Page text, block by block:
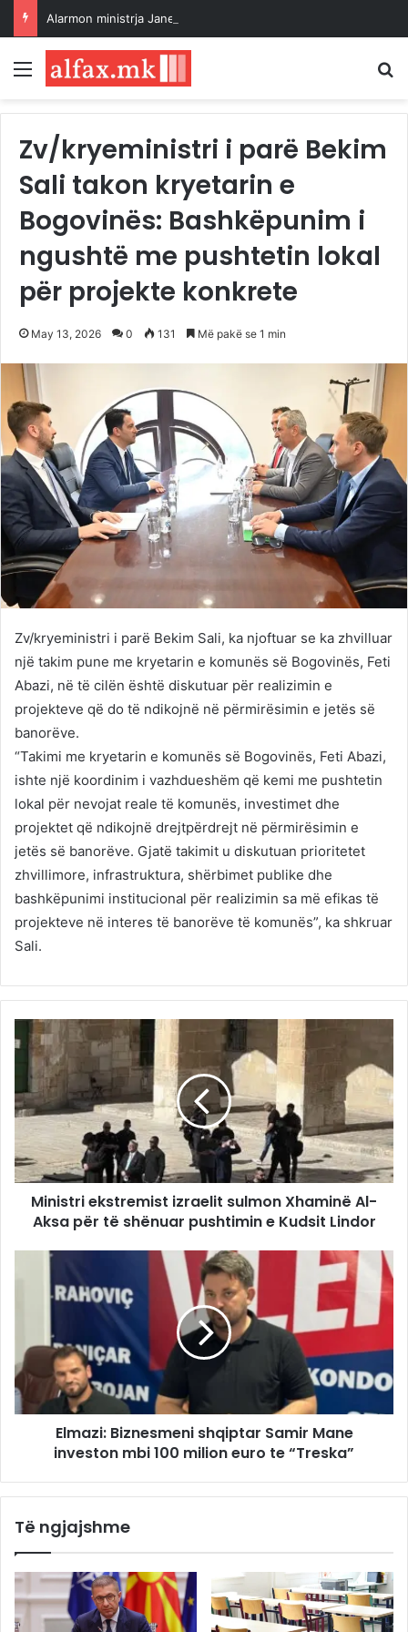
Menu
Zv/kryeministri i parë Bekim
Sali takon kryetarin e
Bogovinës: Bashkëpunim i
ngushtë me pushtetin lokal
për projekte konkrete
May 13, 2026 0 131 Më pakë se 1 min
Zv/kryeministri i parë Bekim Sali, ka njoftuar se ka zhvilluar
një takim pune me kryetarin e komunës së Bogovinës, Feti
Abazi, në të cilën është diskutuar për realizimin e
projekteve që do të ndikojnë në përmirësimin e jetës së
banorëve.
“Takimi me kryetarin e komunës së Bogovinës, Feti Abazi,
ishte një koordinim i vazhdueshëm që kemi me pushtetin
lokal për nevojat reale të komunës, investimet dhe
projektet që ndikojnë drejtpërdrejt në përmirësimin e
jetës së banorëve. Gjatë takimit u diskutuan prioritetet
zhvillimore, infrastruktura, shërbimet publike dhe
bashkëpunimi institucional për realizimin sa më efikas të
projekteve në interes të banorëve të komunës”, ka shkruar
Sali.
Ministri ekstremist izraelit sulmon Xhaminë Al-
Aksa për të shënuar pushtimin e Kudsit Lindor
Elmazi: Biznesmeni shqiptar Samir Mane
investon mbi 100 milion euro te “Treska”
Të ngjajshme